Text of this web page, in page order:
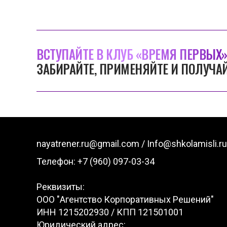
ВСТУПАЙТЕ В КЛУБ «ВРЕМЯ
ЗАБИРАЙТЕ, ПРИМЕНЯЙТЕ И
nayatrener.ru@gmail.com / Info@shkolamisli.ru
Телефон: +7 (960) 097-03-34
Реквизиты:
ООО "Агентство Корпоративных Решений"
ИНН 1215202930 / КПП 121501001
Юридический адрес: